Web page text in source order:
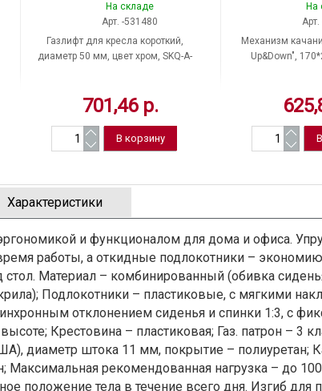
На складе
Арт. -531480
Газлифт для кресла короткий,
диаметр 50 мм, цвет хром, SKQ-A-
701,46 р.
На
Механизм
Up&Down",
Характеристики
и функционалом для дома и офиса.
работы, а откидные подлокотники –
стол. Материал – комбинированный (обивка
Подлокотники – пластиковые, с мягкими
отклонением сиденья и спинки 1:3, с
Крестовина – пластиковая; Газ. патрон – 3
диаметр штока 11 мм, покрытие – полиуретан;
Максимальная рекомендованная нагрузка – до
положение тела в течение всего дня. Изгиб